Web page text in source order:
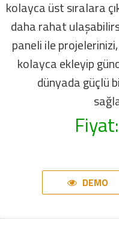
kolayca üst sıralara
daha rahat
paneli ile
kolayca ekleyip
dünyada güçlü
Fiyat:
DEMO